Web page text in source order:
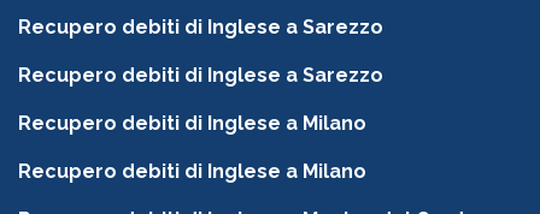
Recupero debiti di Inglese a Sarezzo
Recupero debiti di Inglese a Sarezzo
Recupero debiti di Inglese a Milano
Recupero debiti di Inglese a Milano